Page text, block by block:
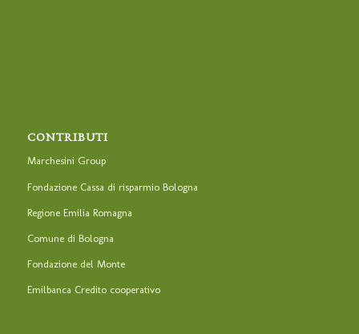
CONTRIBUTI
Marchesini Group
Fondazione Cassa di risparmio Bologna
Regione Emilia Romagna
Comune di Bologna
Fondazione del Monte
Emilbanca Credito cooperativo